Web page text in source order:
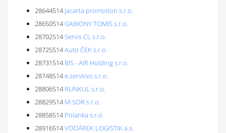
28644514 Jacarta promotion s.r.o.
28650514GABIONY TOMIS s.r.o.
28702514Servis CL s.r.o.
28725514Auto ČEK s.r.o.
28731514 BIS - AIR Holding s.r.o.
28748514e.services s.r.o.
28806514 RUNKUL s.r.o.
28829514 M-SOR s.r.o.
28858514 Polanka s.r.o.
28916514VODÁREK LOGISTIK a.s.